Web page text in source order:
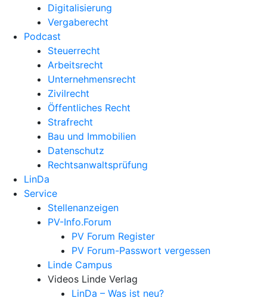
Digitalisierung
Vergaberecht
Podcast
Steuerrecht
Arbeitsrecht
Unternehmens­recht
Zivilrecht
Öffentliches Recht
Strafrecht
Bau und Immobilien
Datenschutz
Rechtsanwalts­prüfung
LinDa
Service
Stellenanzeigen
PV-Info.Forum
PV Forum Register
PV Forum-Passwort vergessen
Linde Campus
Videos Linde Verlag
LinDa – Was ist neu?